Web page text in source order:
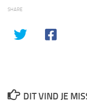
SHARE
DIT VIND JE